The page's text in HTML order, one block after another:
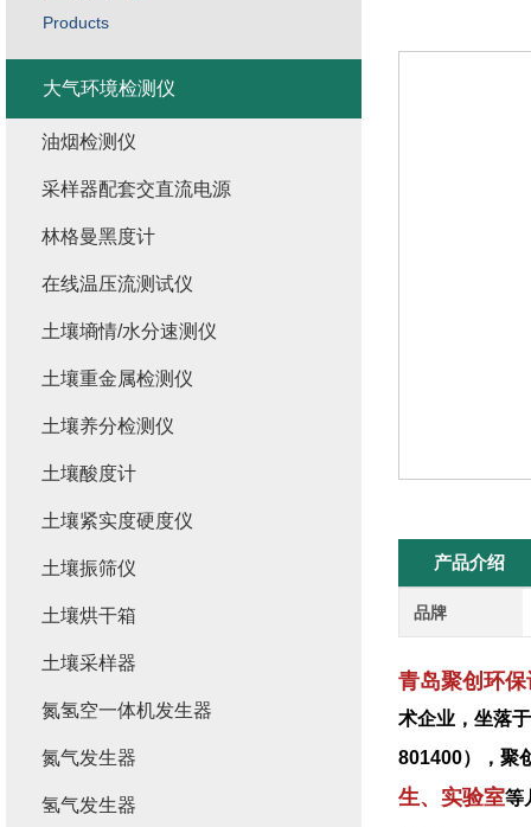
产品介绍
品牌
青岛聚创环
术企业，坐落
801400），聚
生、实验室等
Products
大气环境检测仪
油烟检测仪
采样器配套交直流电源
林格曼黑度计
在线温压流测试仪
土壤墒情/水分速测仪
土壤重金属检测仪
土壤养分检测仪
土壤酸度计
土壤紧实度硬度仪
土壤振筛仪
土壤烘干箱
土壤采样器
氮氢空一体机发生器
氮气发生器
氢气发生器